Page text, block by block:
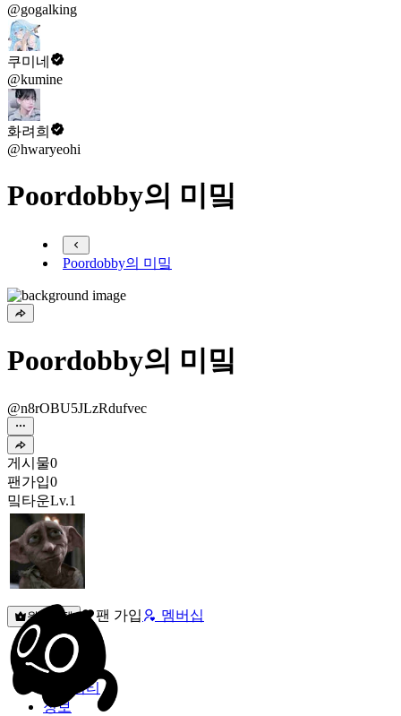
@gogalking
쿠미네
@kumine
화려희
@hwaryeohi
Poordobby의 미밐
Poordobby의 미밐
Poordobby의 미밐
@n8rOBU5JLzRdufvec
게시물0
팬가입0
밐타운Lv.1
원픽선택 팬 가입 멤버십
밐타운
피드
커뮤니티
정보